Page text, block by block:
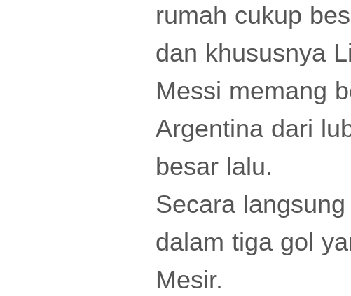
rumah cukup
dan khususnya
Messi memang
Argentina dari
besar lalu.
Secara
dalam tiga gol
Mesir.